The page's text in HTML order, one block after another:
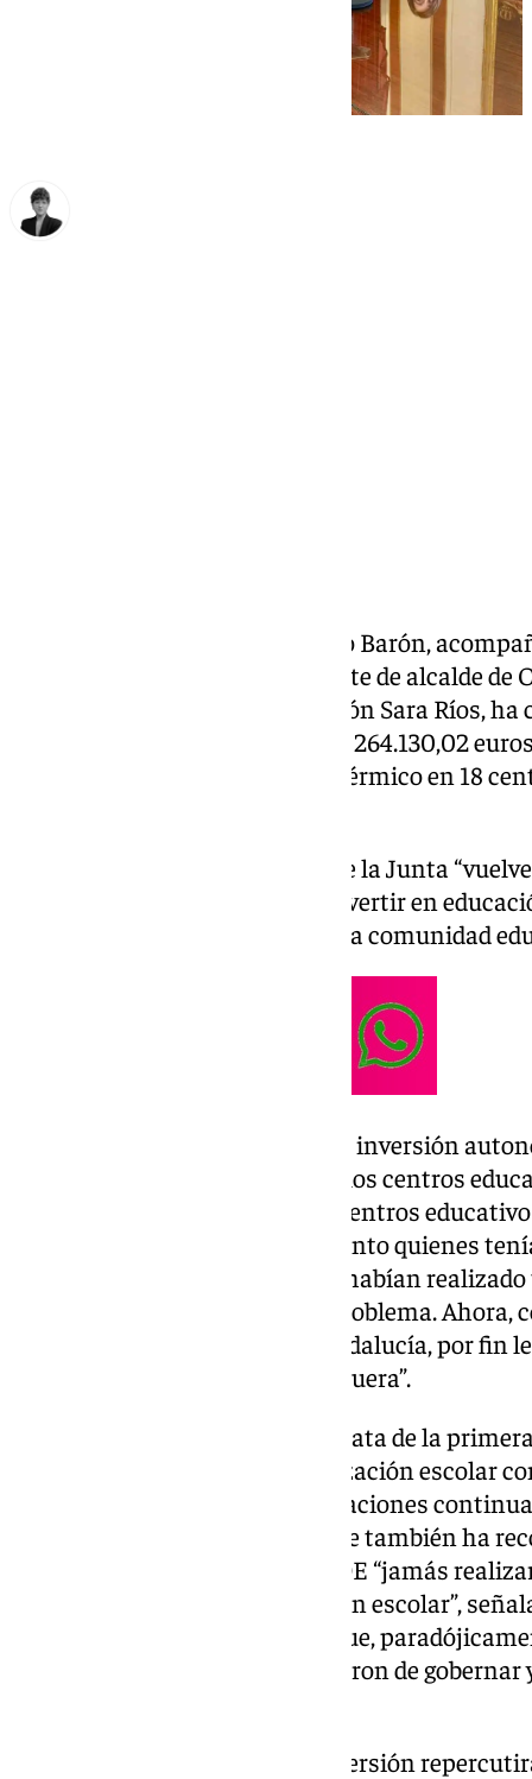
El alcalde de Antequera, Manolo Barón,
portavoz Ana Cebrián, la teniente de alcalde
Molina y la concejal de Educación Sara Ríos,
rueda de prensa, la inversión de 264.130,02
destinará a mejorar el confort térmico en 18
Manolo Barón ha destacado que la Junta
Antequera”, subrayando que “invertir en
de nuestros alumnos y de toda la comunidad
El alcalde ha explicado que esta inversión
después en la climatización de los centros
siempre ha hecho calor en los centros
propios colegios o el Ayuntamiento quienes
estas mejoras. Nunca antes se habían
y finalistas para corregir este problema. Ahora,
climatización de la Junta de Andalucía, por fin
los centros educativos de Antequera”.
También ha destacado que se trata de la
programa específico de climatización escolar
objetivos, lo que garantiza actuaciones
bienestar en las aulas. El alcalde también ha
gobiernos autonómicos del PSOE “jamás
extraordinarias en climatización escolar”,
de frío y calor sin respuesta, y que,
precisamente cuando ellos dejaron de
Barón ha señalado que esta inversión